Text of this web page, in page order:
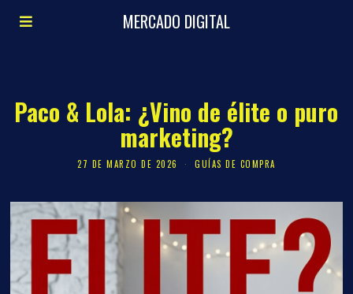
MERCADO DIGITAL
Paco & Lola: ¿Vino de élite o puro
marketing?
27 DE MARZO DE 2026 GUÍAS DE COMPRA